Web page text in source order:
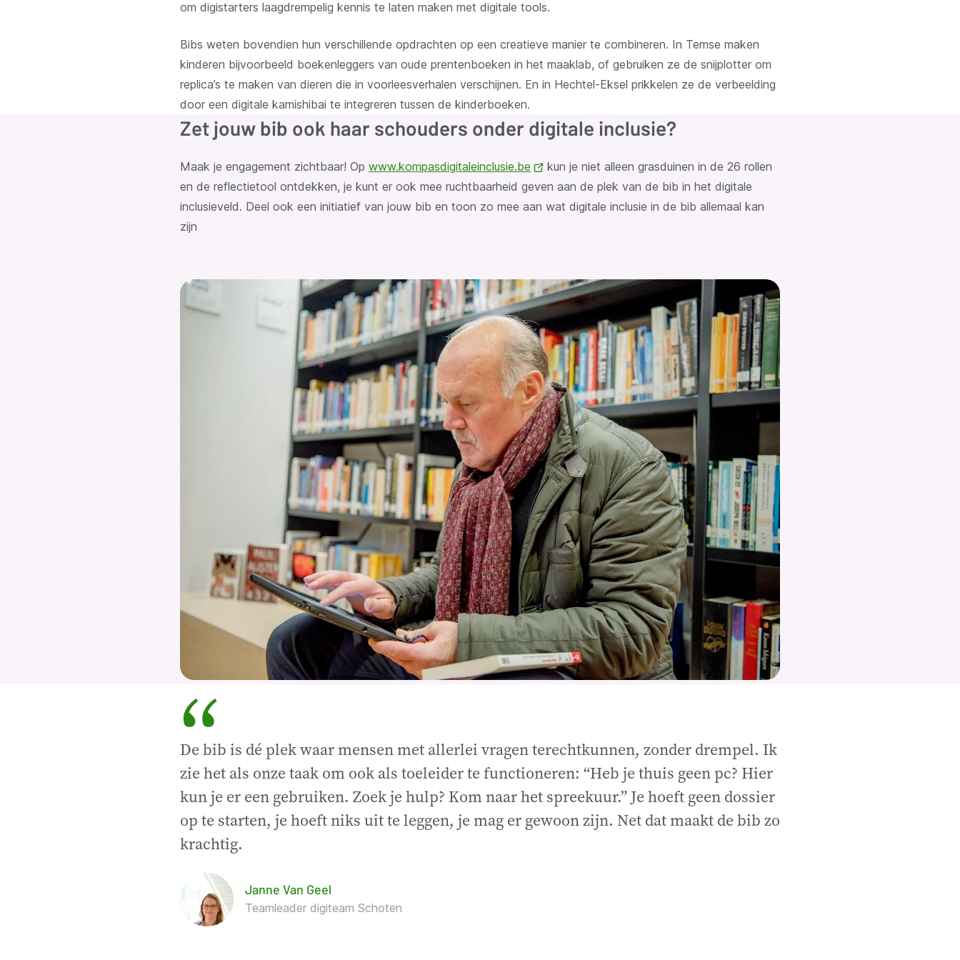
om digistarters laagdrempelig kennis te laten maken met digitale tools.
Bibs weten bovendien hun verschillende opdrachten op een creatieve manier te combineren. In Temse maken
kinderen bijvoorbeeld boekenleggers van oude prentenboeken in het maaklab, of gebruiken ze de snijplotter om
replica’s te maken van dieren die in voorleesverhalen verschijnen. En in Hechtel-Eksel prikkelen ze de verbeelding
door een digitale kamishibai te integreren tussen de kinderboeken.
Zet jouw bib ook haar schouders onder digitale inclusie?
Maak je engagement zichtbaar! Op www.kompasdigitaleinclusie.be
(opent
nieuw
venster)
kun je niet alleen grasduinen in de 26 rollen
en de reflectietool ontdekken, je kunt er ook mee ruchtbaarheid geven aan de plek van de bib in het digitale
inclusieveld. Deel ook een initiatief van jouw bib en toon zo mee aan wat digitale inclusie in de bib allemaal kan
zijn
“
De bib is dé plek waar mensen met allerlei vragen terechtkunnen, zonder drempel. Ik
zie het als onze taak om ook als toeleider te functioneren: “Heb je thuis geen pc? Hier
kun je er een gebruiken. Zoek je hulp? Kom naar het spreekuur.” Je hoeft geen dossier
op te starten, je hoeft niks uit te leggen, je mag er gewoon zijn. Net dat maakt de bib zo
krachtig.
Janne Van Geel
Teamleader digiteam Schoten